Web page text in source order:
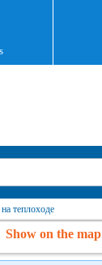
теплоходе
Show on the map